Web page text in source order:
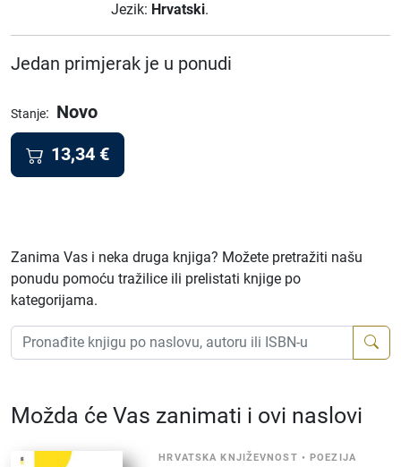
Jezik: Hrvatski.
Jedan primjerak je u ponudi
Stanje: Novo
13,34 €
Zanima Vas i neka druga knjiga? Možete pretražiti našu
ponudu pomoću tražilice ili prelistati knjige po
kategorijama.
Možda će Vas zanimati i ovi naslovi
HRVATSKA KNJIŽEVNOST •POEZIJA